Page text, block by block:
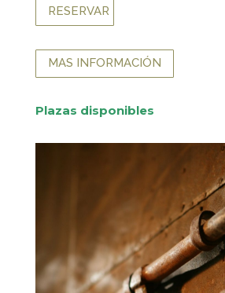
RESERVAR
MAS INFORMACIÓN
Plazas disponibles